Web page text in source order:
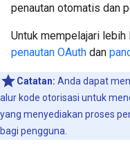
penautan otomatis dan
Untuk mempelajari lebih
penautan OAuth dan
Catatan: Anda dapat
alur kode otorisasi untuk
yang menyediakan proses
bagi pengguna.